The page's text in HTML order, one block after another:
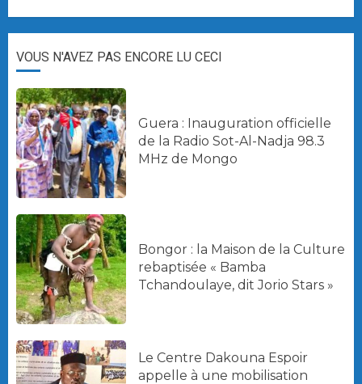
VOUS N'AVEZ PAS ENCORE LU CECI
Guera : Inauguration officielle
de la Radio Sot-Al-Nadja 98.3
MHz de Mongo
Bongor : la Maison de la Culture
rebaptisée « Bamba
Tchandoulaye, dit Jorio Stars »
Le Centre Dakouna Espoir
appelle à une mobilisation